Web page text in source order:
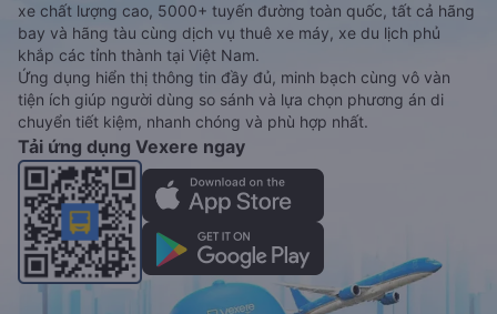
xe chất lượng cao, 5000+ tuyến đường toàn quốc, tất cả hãng
bay và hãng tàu cùng dịch vụ thuê xe máy, xe du lịch phủ
khắp các tỉnh thành tại Việt Nam.
Ứng dụng hiển thị thông tin đầy đủ, minh bạch cùng vô vàn
tiện ích giúp người dùng so sánh và lựa chọn phương án di
chuyển tiết kiệm, nhanh chóng và phù hợp nhất.
Tải ứng dụng Vexere ngay